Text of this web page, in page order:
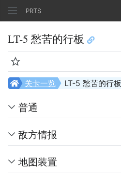
PRTS
LT-5 愁苦的行板
监视
LT-5 愁苦的行板
关卡一览
普通
敌方情报
地图装置